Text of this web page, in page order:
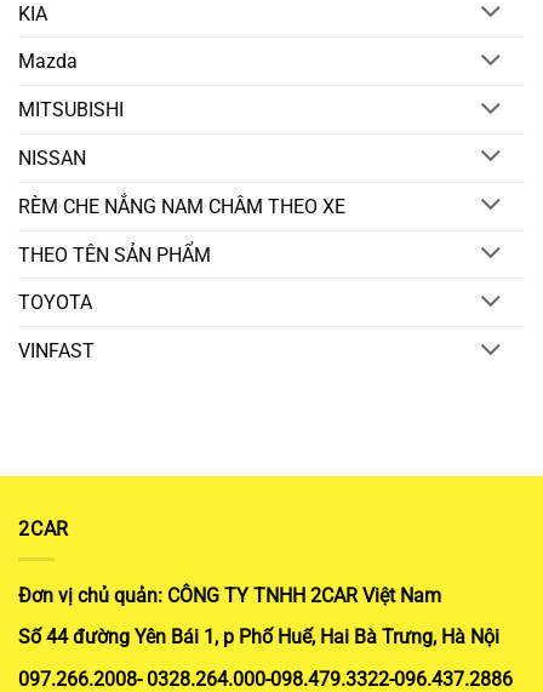
KIA
Mazda
MITSUBISHI
NISSAN
RÈM CHE NẮNG NAM CHÂM THEO XE
THEO TÊN SẢN PHẨM
TOYOTA
VINFAST
2CAR
Đơn vị chủ quản: CÔNG TY TNHH 2CAR Việt Nam
Số 44 đường Yên Bái 1, p Phố Huế, Hai Bà Trưng, Hà Nội
097.266.2008- 0328.264.000-098.479.3322-096.437.2886